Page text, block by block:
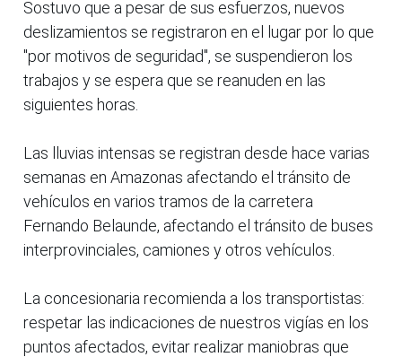
Sostuvo que a pesar de sus esfuerzos, nuevos
deslizamientos se registraron en el lugar por lo que
"por motivos de seguridad", se suspendieron los
trabajos y se espera que se reanuden en las
siguientes horas.
Las lluvias intensas se registran desde hace varias
semanas en Amazonas afectando el tránsito de
vehículos en varios tramos de la carretera
Fernando Belaunde, afectando el tránsito de buses
interprovinciales, camiones y otros vehículos.
La concesionaria recomienda a los transportistas:
respetar las indicaciones de nuestros vigías en los
puntos afectados, evitar realizar maniobras que